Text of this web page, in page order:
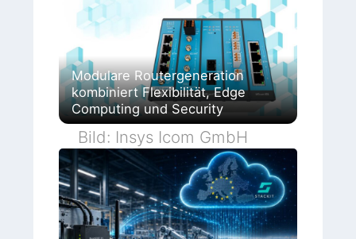
Modulare Routergeneration
kombiniert Flexibilität, Edge
Computing und Security
Bild: Insys Icom GmbH